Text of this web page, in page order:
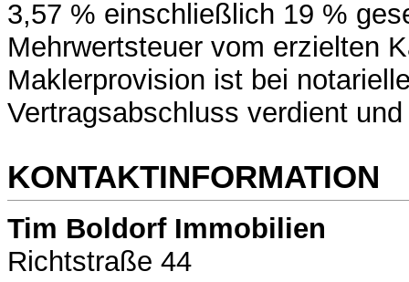
3,57 % einschließlich 19 %
Mehrwertsteuer vom erzielten
Maklerprovision ist bei
Vertragsabschluss verdient
KONTAKTINFORMATION
Tim Boldorf Immobilien
Richtstraße 44